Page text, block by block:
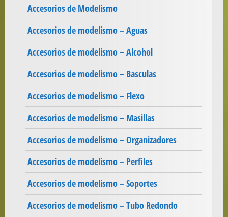
Accesorios de Modelismo
Accesorios de modelismo – Aguas
Accesorios de modelismo – Alcohol
Accesorios de modelismo – Basculas
Accesorios de modelismo – Flexo
Accesorios de modelismo – Masillas
Accesorios de modelismo – Organizadores
Accesorios de modelismo – Perfiles
Accesorios de modelismo – Soportes
Accesorios de modelismo – Tubo Redondo